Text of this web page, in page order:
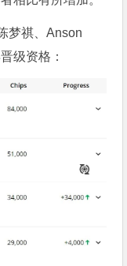
梦祺、Anson
级资格：